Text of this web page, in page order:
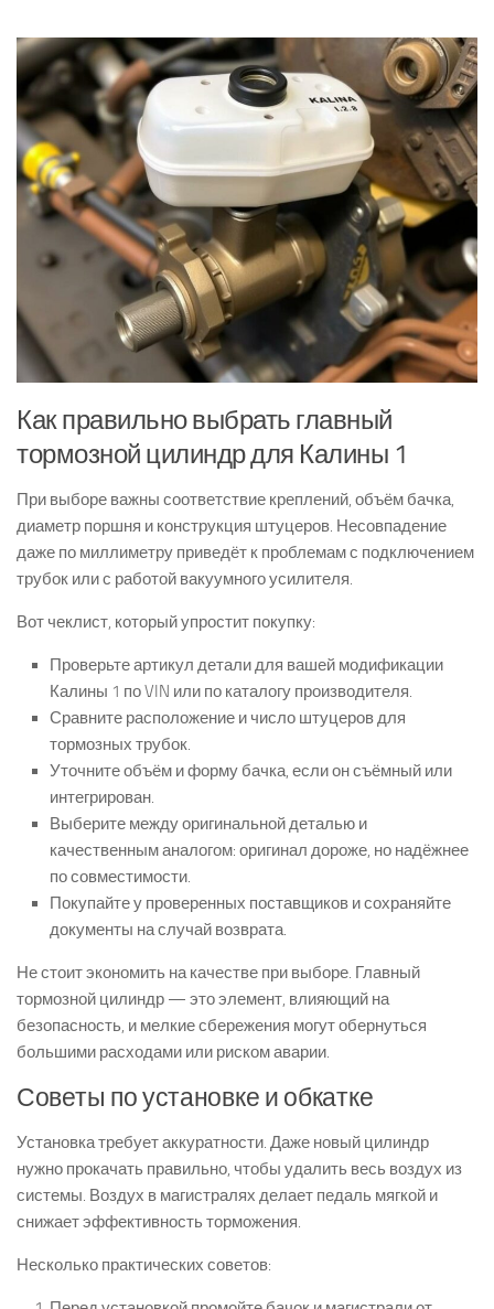
Как правильно выбрать главный
тормозной цилиндр для Калины 1
При выборе важны соответствие креплений, объём бачка,
диаметр поршня и конструкция штуцеров. Несовпадение
даже по миллиметру приведёт к проблемам с подключением
трубок или с работой вакуумного усилителя.
Вот чеклист, который упростит покупку:
Проверьте артикул детали для вашей модификации
Калины 1 по VIN или по каталогу производителя.
Сравните расположение и число штуцеров для
тормозных трубок.
Уточните объём и форму бачка, если он съёмный или
интегрирован.
Выберите между оригинальной деталью и
качественным аналогом: оригинал дороже, но надёжнее
по совместимости.
Покупайте у проверенных поставщиков и сохраняйте
документы на случай возврата.
Не стоит экономить на качестве при выборе. Главный
тормозной цилиндр — это элемент, влияющий на
безопасность, и мелкие сбережения могут обернуться
большими расходами или риском аварии.
Советы по установке и обкатке
Установка требует аккуратности. Даже новый цилиндр
нужно прокачать правильно, чтобы удалить весь воздух из
системы. Воздух в магистралях делает педаль мягкой и
снижает эффективность торможения.
Несколько практических советов: